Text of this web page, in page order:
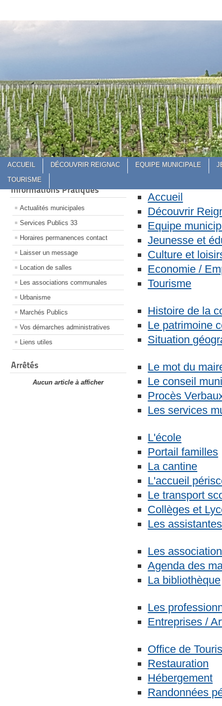
ACCUEIL DÉCOUVRIR REIGNAC EQUIPE MUNICIPALE
TOURISME
Informations Pratiques
Actualités municipales
Services Publics 33
Horaires permanences contact
Laisser un message
Location de salles
Les associations communales
Urbanisme
Marchés Publics
Vos démarches administratives
Liens utiles
Arrêtés
Aucun article à afficher
Accueil
Découvrir
Equipe
Jeunesse et
Culture et
Economie /
Tourisme
Histoire de la
Le patrimoine
Situation
Le mot du
Le conseil
Procès
Les services
L'école
Portail familles
La cantine
L'accueil
Le transport
Collèges et
Les
Les
Agenda des
La bibliothèque
Les
Entreprises /
Office de
Restauration
Hébergement
Randonnées